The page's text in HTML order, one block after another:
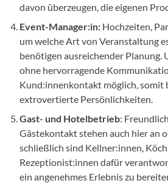
davon überzeugen, die eigenen
Event-Manager:in: Hochzeiten,
um welche Art von Veranstaltung
benötigen ausreichender Planung.
ohne hervorragende
Kund:innenkontakt möglich, somit
extrovertierte Persönlichkeiten.
Gast- und Hotelbetrieb:
Gästekontakt stehen auch hier an
schließlich sind Kellner:innen,
Rezeptionist:innen dafür
ein angenehmes Erlebnis zu